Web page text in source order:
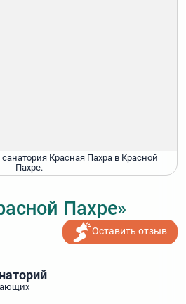
Красная Пахра в Красной
Пахре.
Пахре»
Оставить отзыв